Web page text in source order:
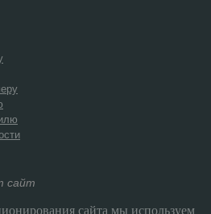
сайт
сайта мы используем